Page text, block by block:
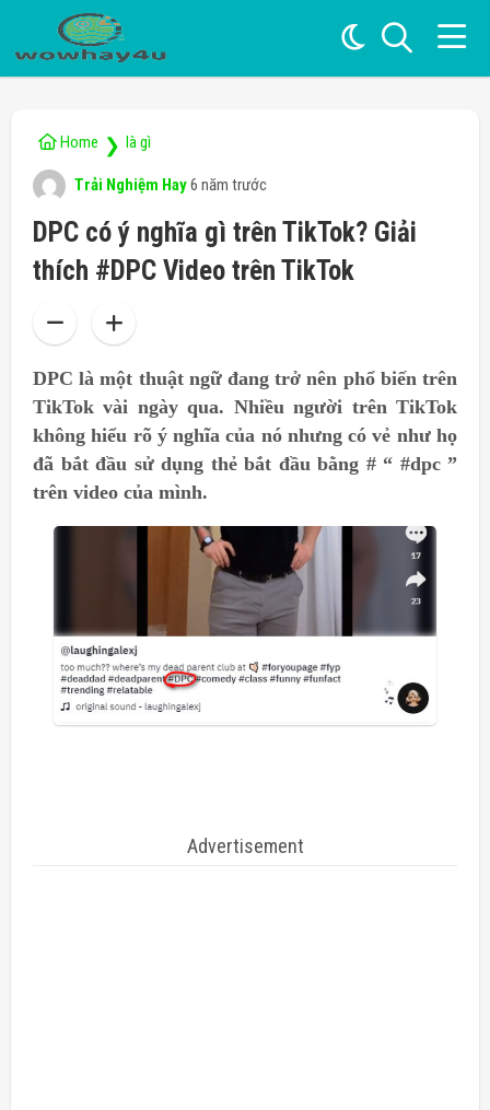
Home ❯ là gì
Trải Nghiệm Hay6 năm trước
DPC có ý nghĩa gì trên TikTok? Giải
thích #DPC Video trên TikTok
DPC là một thuật ngữ đang trở nên phổ biến trên
TikTok vài ngày qua. Nhiều người trên TikTok
không hiểu rõ ý nghĩa của nó nhưng có vẻ như họ
đã bắt đầu sử dụng thẻ bắt đầu bằng # “ #dpc ”
trên video của mình.
Advertisement